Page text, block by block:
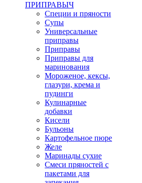
ПРИПРАВЫЧ
Специи и пряности
Супы
Универсальные
приправы
Приправы
Приправы для
маринования
Мороженое, кексы,
глазури, крема и
пудинги
Кулинарные
добавки
Кисели
Бульоны
Картофельное пюре
Желе
Маринады сухие
Смеси пряностей с
пакетами для